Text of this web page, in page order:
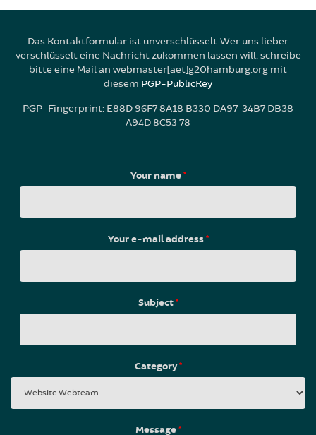
Das Kontaktformular ist unverschlüsselt. Wer uns lieber
verschlüsselt eine Nachricht zukommen lassen will, schreibe
bitte eine Mail an webmaster[aet]g20hamburg.org mit
diesem PGP-PublicKey
PGP-Fingerprint: E88D 96F7 8A18 B330 DA97 34B7 DB38
A94D 8C53 78
Your name*
Your e-mail address*
Subject*
Category*
Message*